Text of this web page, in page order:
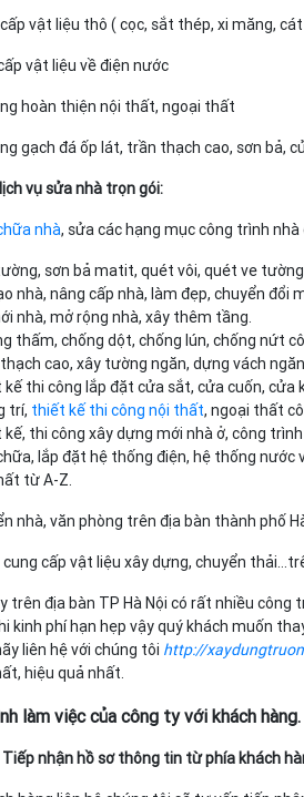
vật liệu thô ( cọc, sắt thép, xi măng, cát
vật liệu về điện nước
hoàn thiện nội thất, ngoại thất
gạch đá ốp lát, trần thạch cao, sơn bả,
vụ sửa nhà trọn gói:
nhà, sửa các hạng mục công trình nhà
sơn bả matit, quét vôi, quét ve
nhà, nâng cấp nhà, làm đẹp, chuyển đổi
nhà, mở rộng nhà, xây thêm tầng.
thấm, chống dột, chống lún, chống nứt
cao, xây tường ngăn, dựng vách
thi công lắp đặt cửa sắt, cửa cuốn, cửa
trí, thiết kế thi công nội thất, ngoại thất
thi công xây dựng mới nhà ở, công
lắp đặt hệ thống điện, hệ thống nước
từ A-Z.
nhà, văn phòng trên địa bàn thành phố
cấp vật liệu xây dựng, chuyển
trên địa bàn TP Hà Nội có rất nhiều
kinh phí hạn hẹp vậy quý khách muốn
liên hệ với chúng tôi http://
hiệu quả nhất.
làm việc của công ty với khách hàng.
Tiếp nhận hồ sơ thông tin từ phía khách